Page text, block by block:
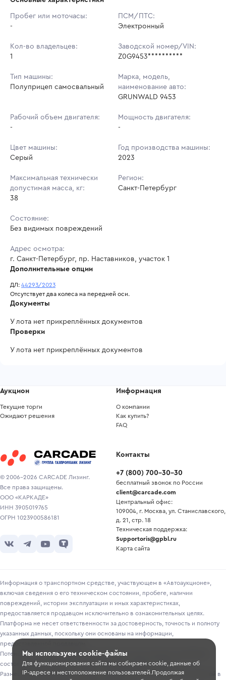
Шаг торгов: 5 000 ₽
Кол-во ставок:
Ставок не найдено
в аукционах
Пробег или моточасы:
-
ПСМ/ПТС:
Электронный
Кол-во владельцев:
1
Заводской номер/VIN:
Z0G9453**********
Тип машины:
Полуприцеп самосвальный
Марка, модель,
наименование авто:
GRUNWALD 9453
Рабочий объем двигателя:
-
Мощность двигателя:
-
Цвет машины:
Серый
Год производства машины:
2023
Максимальная технически
допустимая масса, кг:
38
Регион:
Санкт-Петербург
Состояние:
Без видимых повреждений
Адрес осмотра:
г. Санкт-Петербург, пр. Наставников, участок 1
Дополнительные опции
ДЛ: 44293/2023
Отсутствует два колеса на передней оси.
Документы
У лота нет прикреплённых документов
Проверки
У лота нет прикреплённых документов
© 2006-2026 CARCADE Лизинг.
Все права защищены.
ООО «КАРКАДЕ»
ИНН 3905019765
ОГРН 1023900586181
Аукцион
Текущие торги
Ожидают решения
Информация
О компании
Как купить?
FAQ
Контакты
+7 (800) 700-30-30
бесплатный звонок по России
client@carcade.com
Центральный офис:
109004, г. Москва, ул. Станиславского,
д. 21, стр. 18
Техническая поддержка:
Supportoris@gpbl.ru
Карта сайта
Информация о транспортном средстве, участвующем в «Автоаукционе»,
включая сведения о его техническом состоянии, пробеге, наличии
повреждений, истории эксплуатации и иных характеристиках,
предоставляется продавцом исключительно в ознакомительных целях.
Платформа не несет ответственности за достоверность, точность и полноту
указанных данных, поскольку они основаны на информации,
предоставленной продавцом.
Потенциальным покупателям рекомендуется самостоятельно проверять
состояние транспортного средства перед участием в торгах.
Размещение информации о лотах на сайте не является публичной офертой в
Мы используем cookie-файлы
Для функционирования сайта мы собираем cookie, данные об
IP-адресе и местоположение пользователей.Продолжая